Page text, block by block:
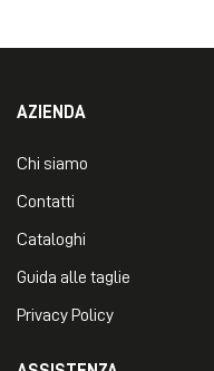
AZIENDA
Chi siamo
Contatti
Cataloghi
Guida alle taglie
Privacy Policy